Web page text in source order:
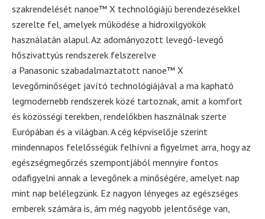
szakrendelését nanoe™ X technológiájú berendezésekkel
szerelte fel, amelyek működése a hidroxilgyökök
használatán alapul. Az adományozott levegő-levegő
hőszivattyús rendszerek felszerelve
a Panasonic szabadalmaztatott nanoe™ X
levegőminőséget javító technológiájával a ma kapható
legmodernebb rendszerek közé tartoznak, amit a komfort
és közösségi terekben, rendelőkben használnak szerte
Európában és a világban. A cég képviselője szerint
mindennapos felelősségük felhívni a figyelmet arra, hogy az
egészségmegőrzés szempontjából mennyire fontos
odafigyelni annak a levegőnek a minőségére, amelyet nap
mint nap belélegzünk. Ez nagyon lényeges az egészséges
emberek számára is, ám még nagyobb jelentősége van,